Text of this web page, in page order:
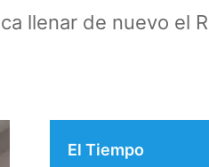
llenar de nuevo el
El Tiempo